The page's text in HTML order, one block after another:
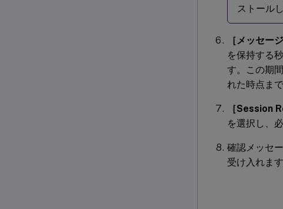
ストール
［メッセー
を保持する
す。この期
れた時点ま
［Session
を選択し、
確認メッセ
受け入れます